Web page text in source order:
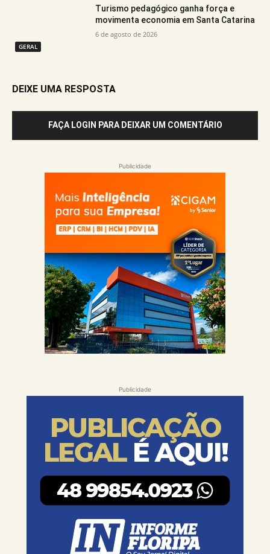
GERAL
Turismo pedagógico ganha força e
movimenta economia em Santa Catarina
6 de agosto de 2026
DEIXE UMA RESPOSTA
FAÇA LOGIN PARA DEIXAR UM COMENTÁRIO
Publicidade
Publicidade